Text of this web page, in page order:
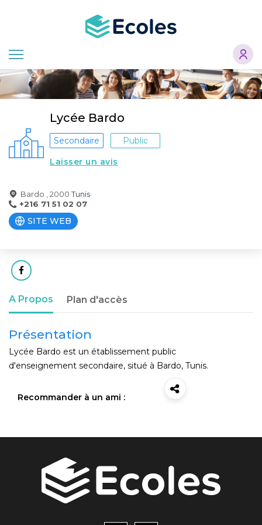
principal
Lycée Bardo
Secondaire
Public
Laisser un avis
Bardo , 2000Tunis
+216 71 51 02 07
SITE WEB
A Propos Plan d'accès
Présentation
Lycée Bardo est un établissement public
d'enseignement secondaire, situé à Bardo, Tunis.
Recommander à un ami :